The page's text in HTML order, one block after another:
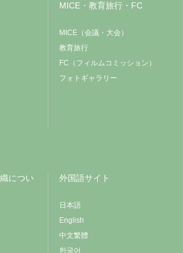
MICE・教育旅行・FC
MICE（会議・大会）
教育旅行
FC（フィルムコミッション）
フォトギャラリー
につい
外国語サイト
日本語
English
中文繁體
한국어